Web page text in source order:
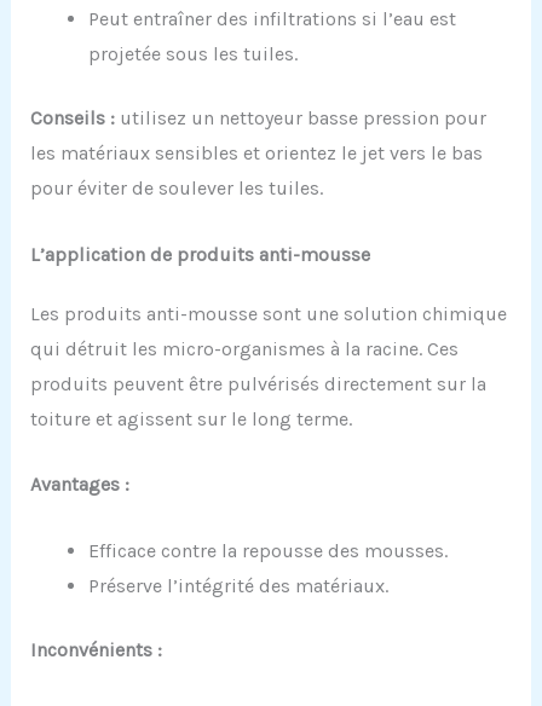
Peut entraîner des infiltrations si l’eau est
projetée sous les tuiles.
Conseils :utilisez un nettoyeur basse pression pour
les matériaux sensibles et orientez le jet vers le bas
pour éviter de soulever les tuiles.
L’application de produits anti-mousse
Les produits anti-mousse sont une solution chimique
qui détruit les micro-organismes à la racine. Ces
produits peuvent être pulvérisés directement sur la
toiture et agissent sur le long terme.
Avantages :
Efficace contre la repousse des mousses.
Préserve l’intégrité des matériaux.
Inconvénients :